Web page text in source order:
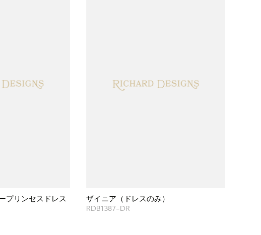
プリンセスドレス ザイニア（ドレスのみ）
RDB1387-DR